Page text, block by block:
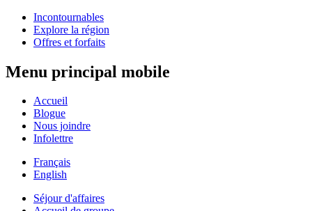
Incontournables
Explore la région
Offres et forfaits
Menu principal mobile
Accueil
Blogue
Nous joindre
Infolettre
Français
English
Séjour d'affaires